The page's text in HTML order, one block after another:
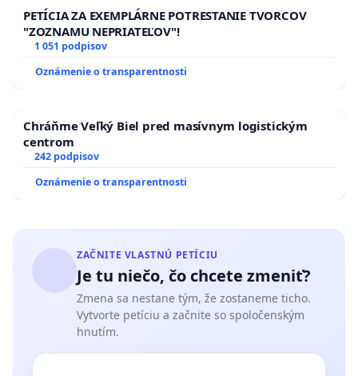
PETÍCIA ZA EXEMPLÁRNE POTRESTANIE TVORCOV
"ZOZNAMU NEPRIATEĽOV"!
1 051 podpisov
Oznámenie o transparentnosti
Chráňme Veľký Biel pred masívnym logistickým
centrom
242 podpisov
Oznámenie o transparentnosti
ZAČNITE VLASTNÚ PETÍCIU
Je tu niečo, čo chcete zmeniť?
Zmena sa nestane tým, že zostaneme ticho.
Vytvorte petíciu a začnite so spoločenským
hnutím.